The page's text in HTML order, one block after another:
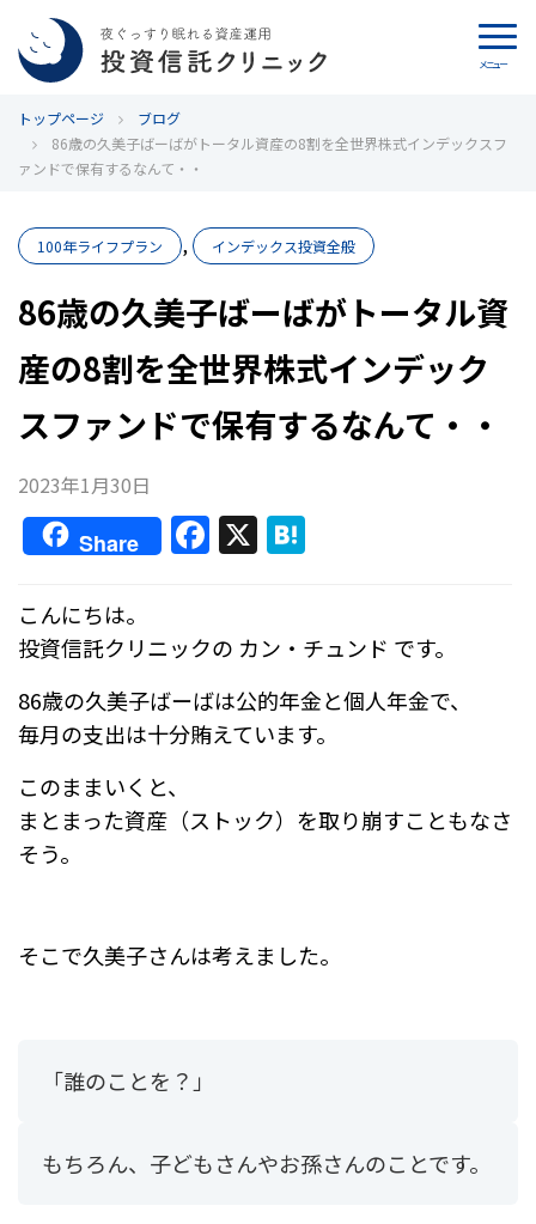
メニュー
カウンセリング
ブログ
代表カン・チュンド
投資信託クリニックとは
インデックス投資の特徴
よくあるご質問
お問い合わせ
トップページ
ブログ
86歳の久美子ばーばがトータル資産の8割を全世界株式インデックスフ
ァンドで保有するなんて・・
100年ライフプラン , インデックス投資全般
86歳の久美子ばーばがトータル資
産の8割を全世界株式インデック
スファンドで保有するなんて・・
2023年1月30日
Share F
a
e
b
o
k
X
n
a
こんにちは。
投資信託クリニックの カン・チュンド です。
86歳の久美子ばーばは公的年金と個人年金で、
毎月の支出は十分賄えています。
このままいくと、
まとまった資産（ストック）を取り崩すこともなさ
そう。
そこで久美子さんは考えました。
「誰のことを？」
もちろん、子どもさんやお孫さんのことです。